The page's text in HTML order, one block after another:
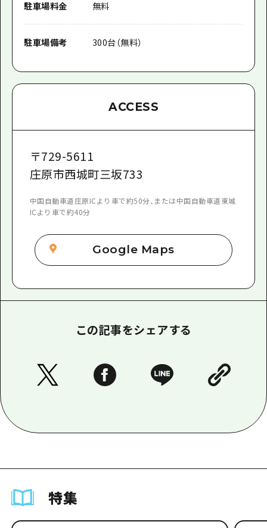
駐車場料金 無料
駐車場備考 300台（無料）
ACCESS
〒729-5611
庄原市西城町三坂733
中国自動車道庄原ICより車で約50分、または中国自動車道東城
ICより車で約40分
Google Maps
この記事をシェアする
特集